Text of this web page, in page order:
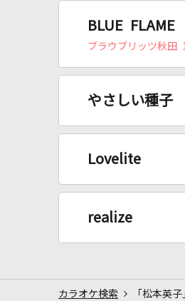
BLUE FLAME
ブラウブリッツ秋田
やさしい種子
Lovelite
realize
カラオケ検索 「松本英